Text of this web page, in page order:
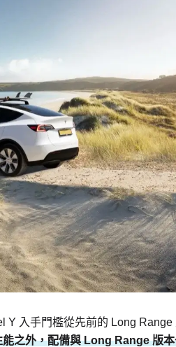
Y 入手門檻從先前的 Long Range
之外，配備與 Long Range 版